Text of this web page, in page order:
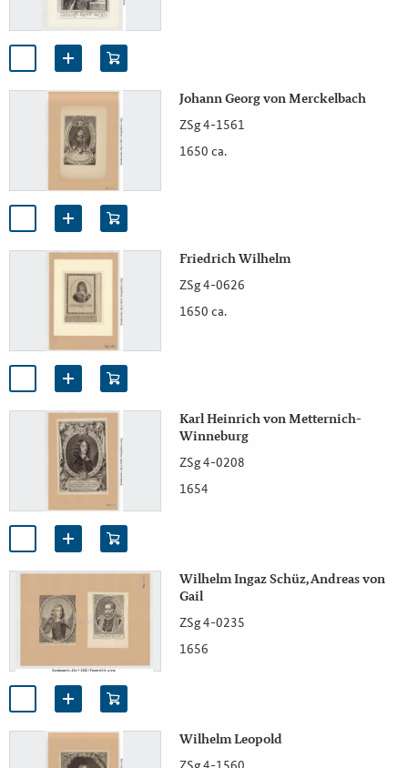
Johann Georg von Merckelbach
ZSg 4-1561
1650 ca.
Friedrich Wilhelm
ZSg 4-0626
1650 ca.
Karl Heinrich von Metternich-
Winneburg
ZSg 4-0208
1654
Wilhelm Ingaz Schüz, Andreas von
Gail
ZSg 4-0235
1656
Wilhelm Leopold